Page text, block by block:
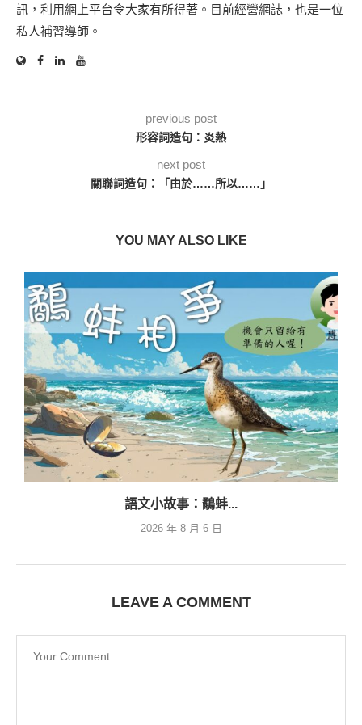
訊，利用網上平台令大家有所得著。目前經營網誌，也是一位
私人補習導師。
previous post
形容詞造句：炎熱
next post
關聯詞造句：「由於……所以……」
YOU MAY ALSO LIKE
語文小故事：鷸蚌...
2026 年 8 月 6 日
LEAVE A COMMENT